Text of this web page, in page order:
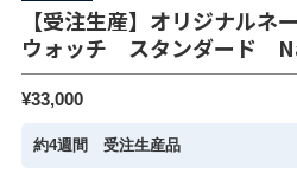
【受注生産】オリジナルネ
ウォッチ スタンダード
¥33,000
約4週間 受注生産品